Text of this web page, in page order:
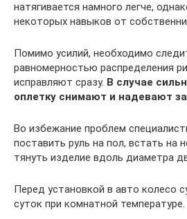
натягивается намного легче,
некоторых навыков от
Помимо усилий, необходимо
равномерностью распределения
исправляют сразу. В случае
оплетку снимают и надевают
Во избежание проблем
поставить руль на пол, встать на
тянуть изделие вдоль диаметра
Перед установкой в авто колесо
суток при комнатной температуре.